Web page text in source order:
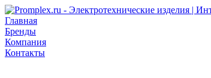
Главная
Бренды
Компания
Контакты